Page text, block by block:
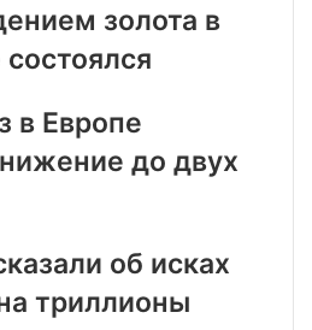
золота в
в Европе
до двух
об исках
триллионы